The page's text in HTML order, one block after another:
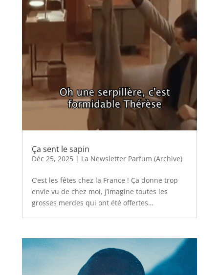
Ça sent le sapin
Déc 25, 2025| La Newsletter Parfum (Archive)
C’est les fêtes chez la France ! Ça donne trop
envie vu de chez moi, j’imagine toutes les
grosses merdes qui ont été offertes…